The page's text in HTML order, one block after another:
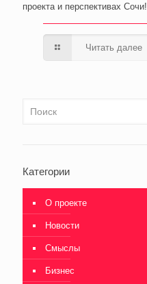
проекта и перспективах Сочи!
Читать далее
Категории
О проекте
Новости
Смыслы
Бизнес